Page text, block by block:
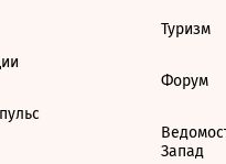
Туризм
Форум
Запад